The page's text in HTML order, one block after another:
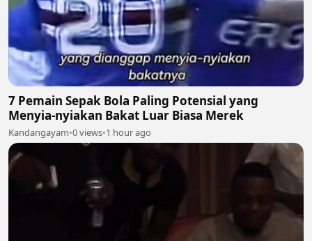
7 Pemain Sepak Bola Paling Potensial yang
Menyia-nyiakan Bakat Luar Biasa Merek
Kandangayam•0 views•1 hour ago